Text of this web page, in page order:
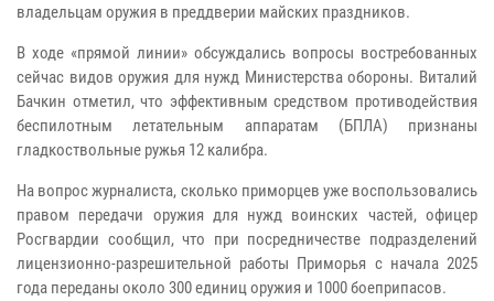
владельцам оружия в преддверии майских праздников.
В ходе «прямой линии» обсуждались вопросы востребованных
сейчас видов оружия для нужд Министерства обороны. Виталий
Бачкин отметил, что эффективным средством противодействия
беспилотным летательным аппаратам (БПЛА) признаны
гладкоствольные ружья 12 калибра.
На вопрос журналиста, сколько приморцев уже воспользовались
правом передачи оружия для нужд воинских частей, офицер
Росгвардии сообщил, что при посредничестве подразделений
лицензионно-разрешительной работы Приморья с начала 2025
года переданы около 300 единиц оружия и 1000 боеприпасов.